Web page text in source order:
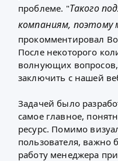
проблеме. "Такого
компаниям, поэтому
прокомментировал
После некоторого
волнующих
заключить с нашей
Задачей было
самое главное,
ресурс. Помимо
пользователя, важно
работу менеджера